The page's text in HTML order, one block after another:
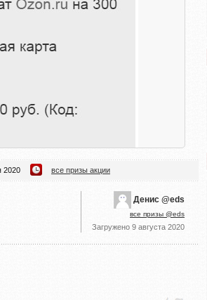
2020 все призы акции
Денис @eds
все призы @eds
Загружено 9 августа 2020